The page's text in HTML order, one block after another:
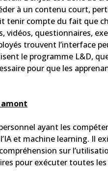
à un contenu court,
tenir compte du fait que
vidéos, questionnaires,
trouvent l’interface
le programme L&D,
pour que les
ayant les
et machine learning. Il
sur
pour exécuter toutes